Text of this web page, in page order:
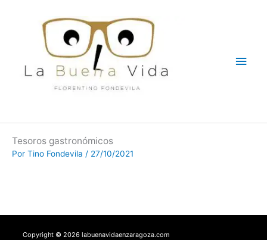
Tesoros gastronómicos
Por Tino Fondevila / 27/10/2021
Copyright © 2026 labuenavidaenzaragoza.com